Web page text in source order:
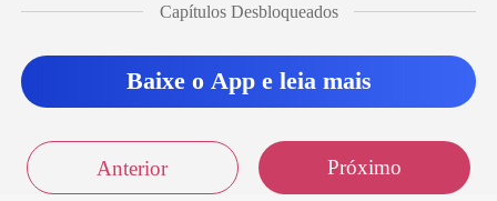
Capítulos Desbloqueados
Baixe o App e leia mais
Anterior Próximo